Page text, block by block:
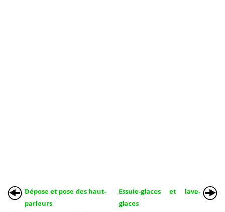
Dépose et pose des haut-
parleurs
Essuie-glaces et lave-
glaces